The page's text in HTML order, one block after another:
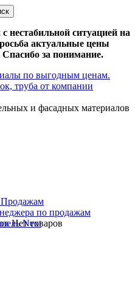
ситуацией на
актуальные цены
за понимание.
и фасадных материалов
Нет товаров
по продажам
Next